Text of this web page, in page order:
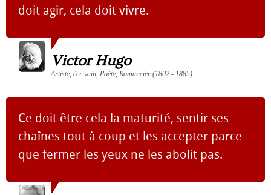
doit agir, cela doit vivre.
Victor Hugo
Artiste, écrivain, Poète, Romancier (1802 - 1885)
Ce doit être cela la maturité, sentir ses
chaînes tout à coup et les accepter parce
que fermer les yeux ne les abolit pas.